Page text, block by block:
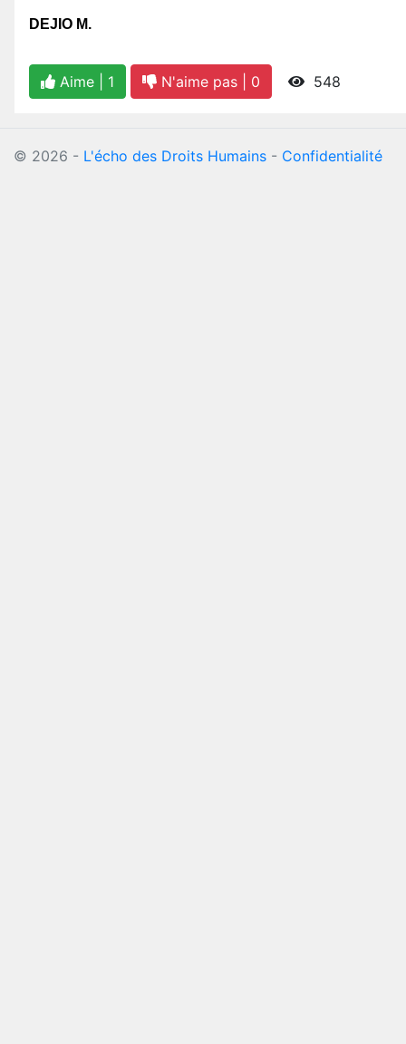
DEJIO M.
Aime | 1 N'aime pas | 0 548
© 2026 - L'écho des Droits Humains - Confidentialité